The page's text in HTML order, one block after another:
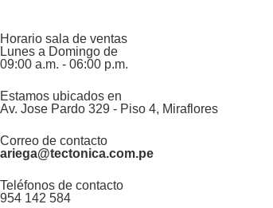
Horario sala de ventas
Lunes a Domingo de
09:00 a.m. - 06:00 p.m.
Estamos ubicados en
Av. Jose Pardo 329 - Piso 4, Miraflores
Correo de contacto
ariega@tectonica.com.pe
Teléfonos de contacto
954 142 584